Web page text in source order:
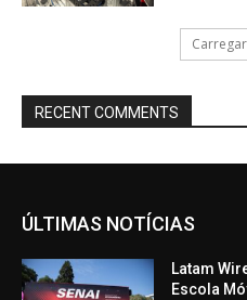
RECENT COMMENTS
ÚLTIMAS NOTÍCIAS
Latam
Escola